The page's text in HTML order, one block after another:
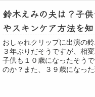
鈴木えみの夫は？子
やスキンケア方法を知
おしゃれクリップに出演の
３年ぶりだそうですが、相
子供も１０歳になったそう
のか？また、３９歳になっ